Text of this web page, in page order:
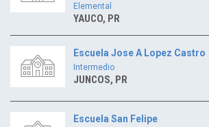
Elemental
YAUCO, PR
Escuela Jose A Lopez Castro
Intermedio
JUNCOS, PR
Escuela San Felipe